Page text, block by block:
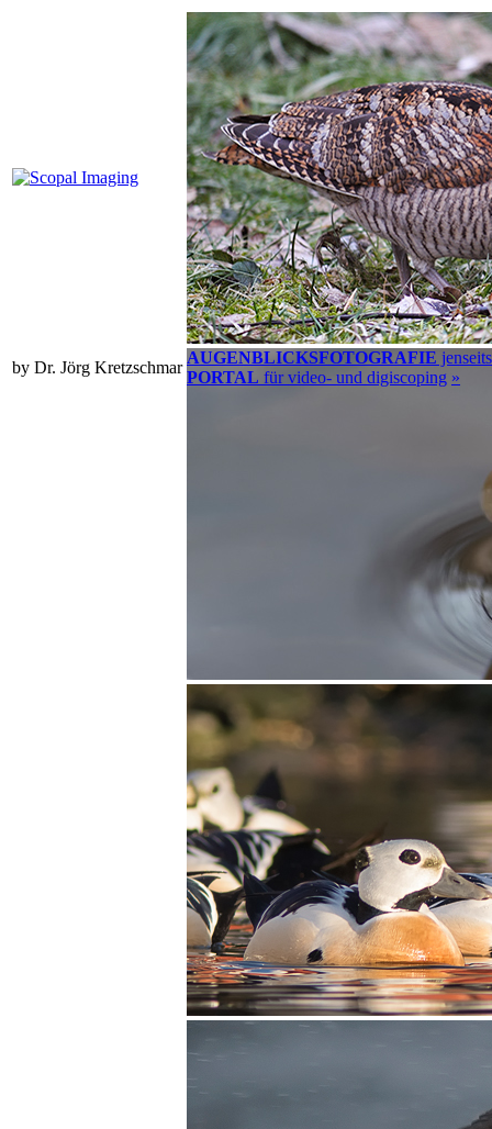
by Dr. Jörg Kretzschmar
AUGENBLICKSFOTOGRAFIE
PORTAL für video- und digiscoping »